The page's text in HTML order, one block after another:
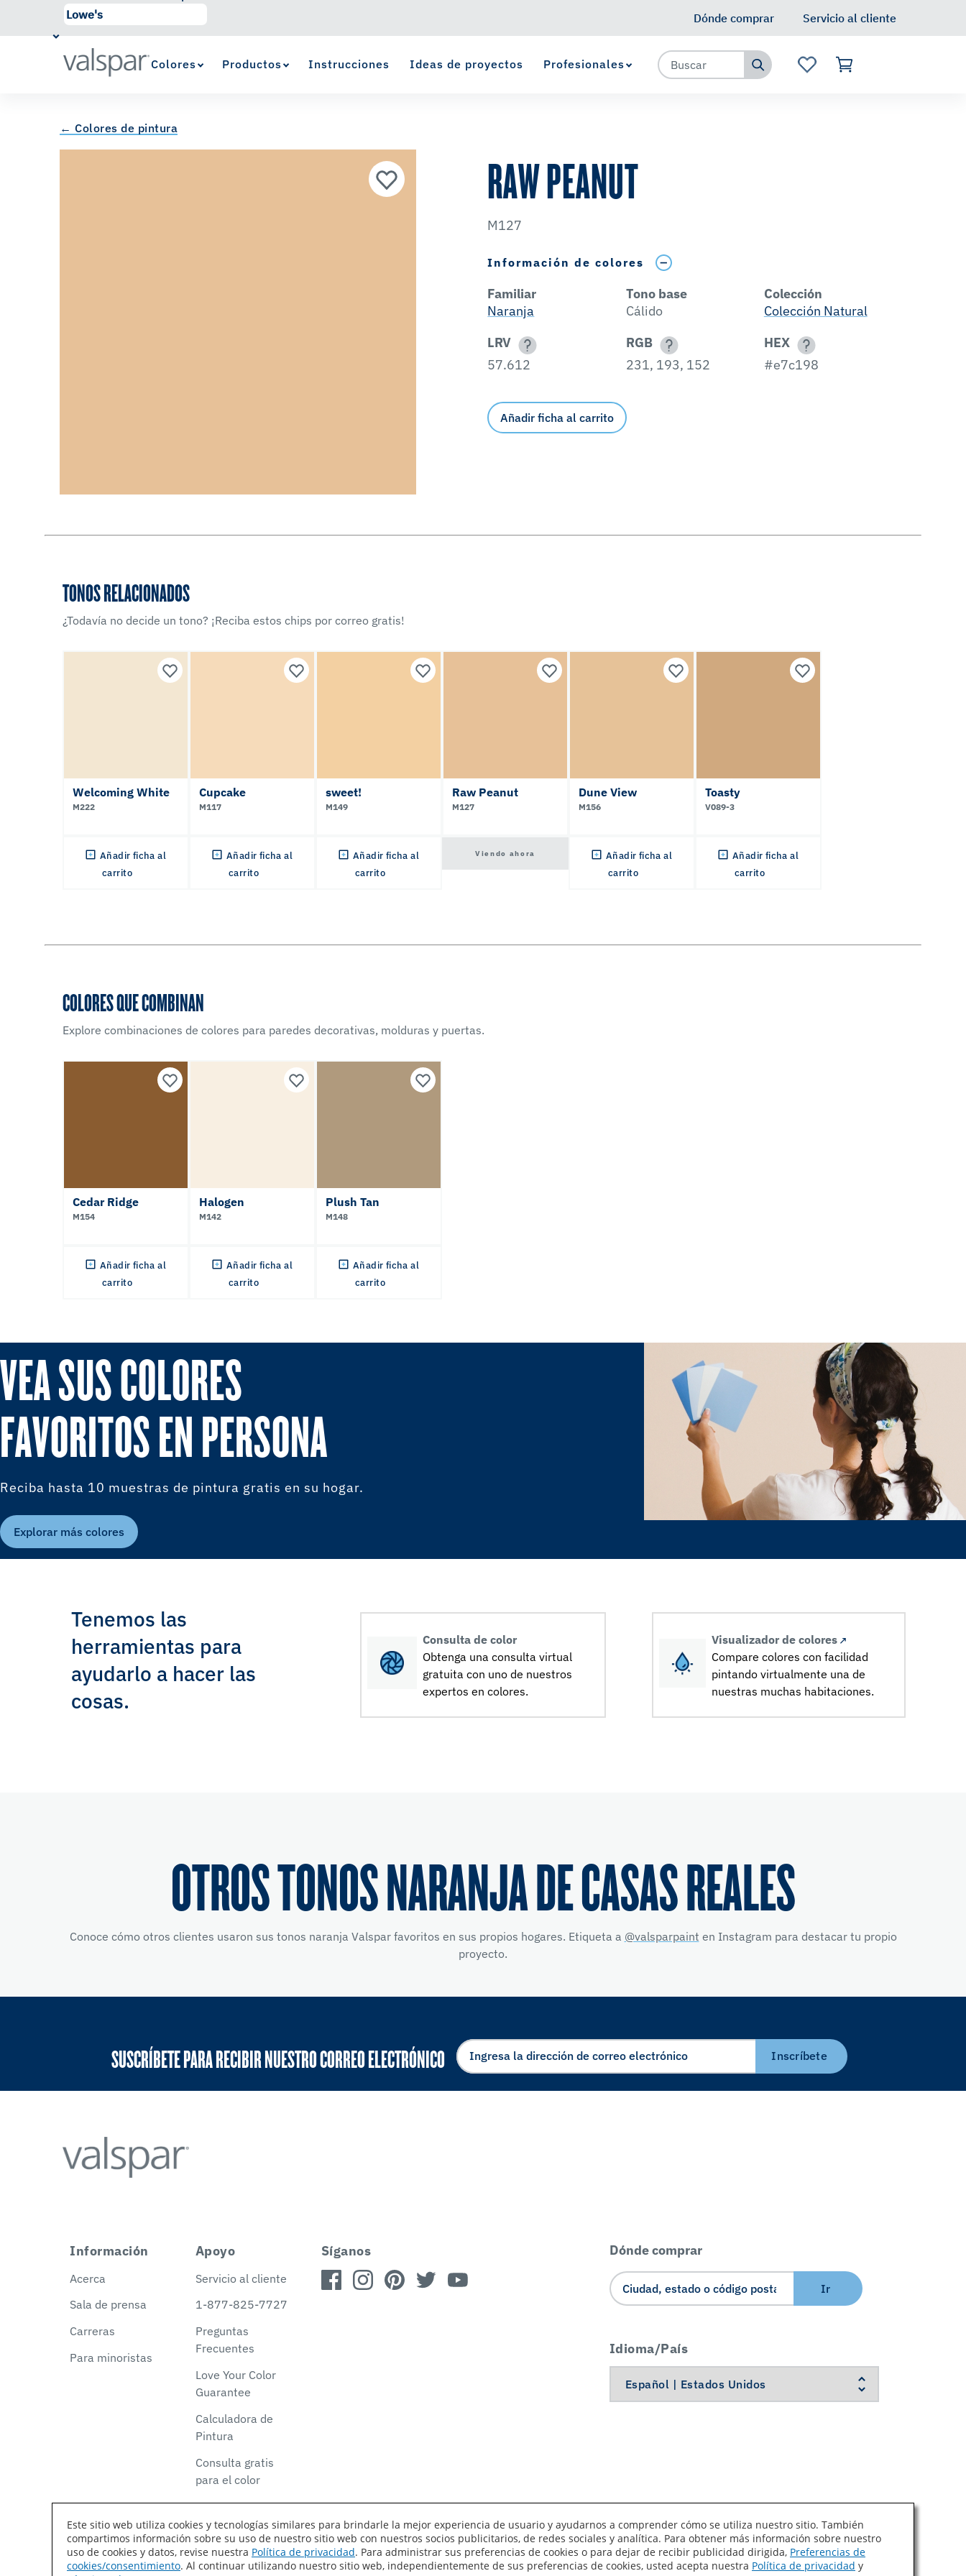
Dónde comprar
Servicio al cliente
Colores Productos Instrucciones Ideas de proyectos Profesionales
← Colores de pintura
RAW PEANUT
M127
Información de colores
Familiar
Naranja
Tono base
Cálido
Colección
Colección Natural
LRV
57.612
RGB
231, 193, 152
HEX
#e7c198
Añadir ficha al carrito
TONOS RELACIONADOS
¿Todavía no decide un tono? ¡Reciba estos chips por correo gratis!
Welcoming White
M222
Añadir ficha al
carrito
Cupcake
M117
Añadir ficha al
carrito
sweet!
M149
Añadir ficha al
carrito
Raw Peanut
M127
Viendo ahora
Dune View
M156
Añadir ficha al
carrito
Toasty
V089-3
Añadir ficha al
carrito
COLORES QUE COMBINAN
Explore combinaciones de colores para paredes decorativas, molduras y puertas.
Cedar Ridge
M154
Añadir ficha al
carrito
Halogen
M142
Añadir ficha al
carrito
Plush Tan
M148
Añadir ficha al
carrito
VEA SUS COLORES
FAVORITOS EN PERSONA
Reciba hasta 10 muestras de pintura gratis en su hogar.
Explorar más colores
Tenemos las
herramientas para
ayudarlo a hacer las
cosas.
Consulta de color
Obtenga una consulta virtual
gratuita con uno de nuestros
expertos en colores.
Visualizador de colores
Compare colores con facilidad
pintando virtualmente una de
nuestras muchas habitaciones.
OTROS TONOS NARANJA DE CASAS REALES
Conoce cómo otros clientes usaron sus tonos naranja Valspar favoritos en sus propios hogares. Etiqueta a @valsparpaint en Instagram para destacar tu propio
proyecto.
SUSCRÍBETE PARA RECIBIR NUESTRO CORREO ELECTRÓNICO Inscríbete
Información
Acerca
Sala de prensa
Carreras
Para minoristas
Apoyo
Servicio al cliente
1-877-825-7727
Preguntas
Frecuentes
Love Your Color
Guarantee
Calculadora de
Pintura
Consulta gratis
para el color
Síganos Dónde comprar
Ir
Idioma/País
Declaración de accesibilidad Mapa del sitio Términos de uso Privacidad Sus preferencias de privacidad
Ley de Cadenas de Suministro de California
Coil Coatings
Este sitio web utiliza cookies y tecnologías similares para brindarle la mejor experiencia de usuario y ayudarnos a comprender cómo se utiliza nuestro sitio. También
compartimos información sobre su uso de nuestro sitio web con nuestros socios publicitarios, de redes sociales y analítica. Para obtener más información sobre nuestro
uso de cookies y datos, revise nuestra Política de privacidad. Para administrar sus preferencias de cookies o para dejar de recibir publicidad dirigida, Preferencias de
cookies/consentimiento. Al continuar utilizando nuestro sitio web, independientemente de sus preferencias de cookies, usted acepta nuestra Política de privacidad y